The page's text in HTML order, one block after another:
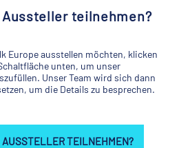
Aussteller teilnehmen?
Europe ausstellen möchten, klicken
unten, um unser
Unser Team wird sich dann
um die Details zu besprechen.
AUSSTELLER TEILNEHMEN?